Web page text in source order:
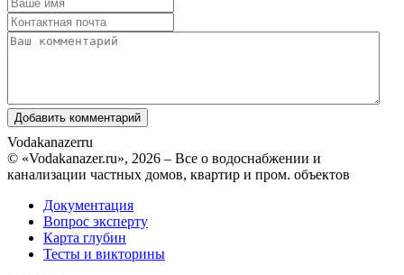
Vodakanazerru
© «Vodakanazer.ru», 2026 – Все о водоснабжении и
канализации частных домов, квартир и пром. объектов
Документация
Вопрос эксперту
Карта глубин
Тесты и викторины